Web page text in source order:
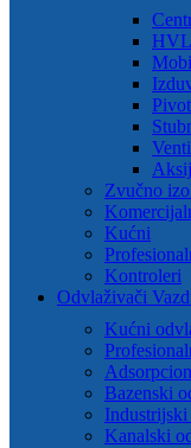
Pivot
Zvučno
Kućni
Kontroleri
Odvlaživači
Kućni
Bazenski
Kanalski